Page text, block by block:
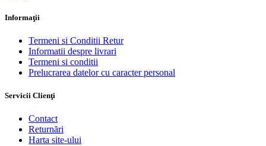
Informaţii
Termeni si Conditii Retur
Informatii despre livrari
Termeni si conditii
Prelucrarea datelor cu caracter personal
Servicii Clienţi
Contact
Returnări
Harta site-ului